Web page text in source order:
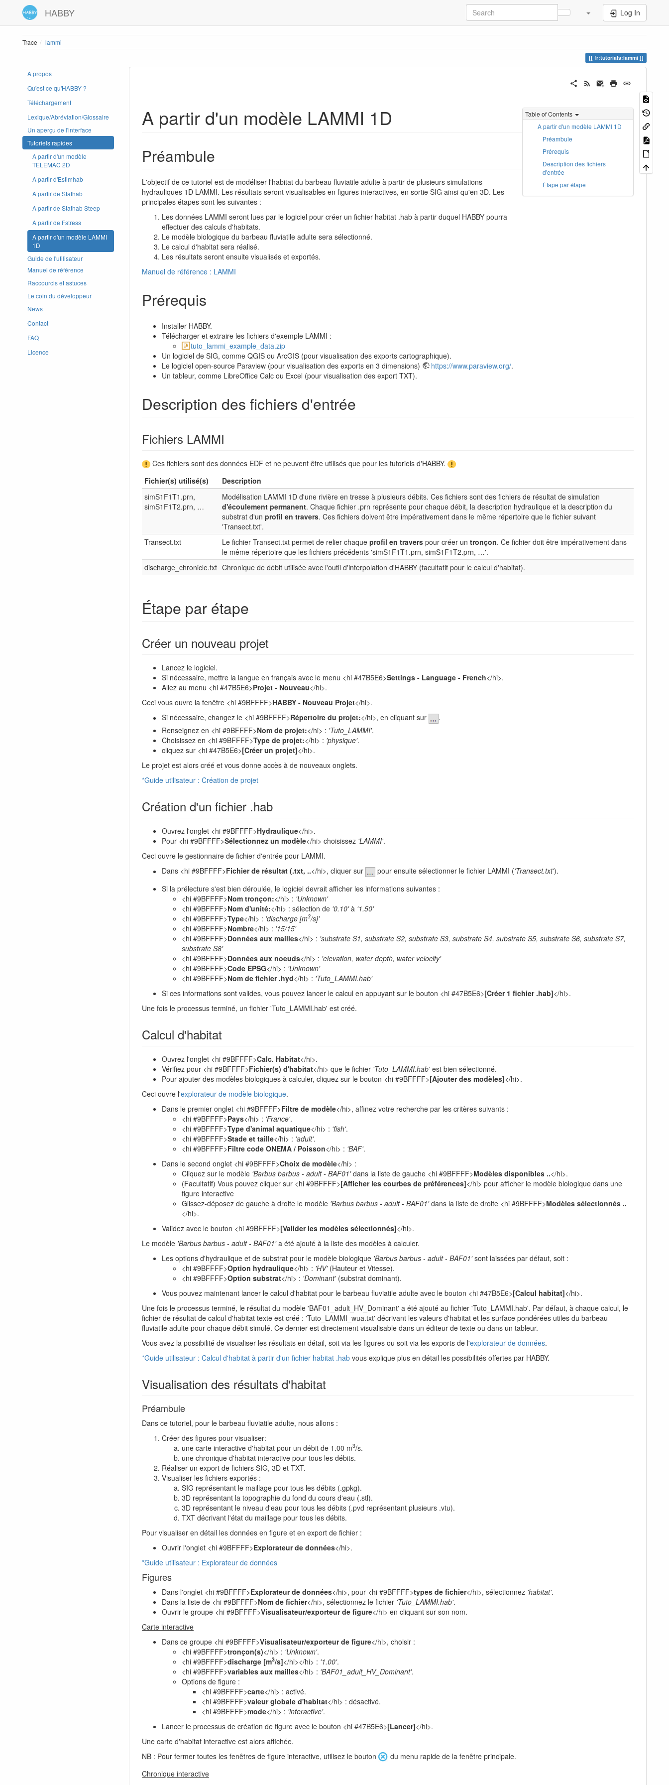
HABBY Log In
Trace lammi
fr:tutorials:lammi
A propos
Qu'est ce qu'HABBY ?
Téléchargement
Lexique/Abréviation/Glossaire
Un aperçu de l'interface
Tutoriels rapides
A partir d'un modèle
TELEMAC 2D
A partir d'Estimhab
A partir de Stathab
A partir de Stathab Steep
A partir de Fstress
A partir d'un modèle LAMMI
1D
Guide de l'utilisateur
Manuel de référence
Raccourcis et astuces
Le coin du développeur
News
Contact
FAQ
Licence
Table of Contents
A partir d'un modèle LAMMI 1D
Préambule
Prérequis
Description des fichiers
d'entrée
Étape par étape
A partir d'un modèle LAMMI 1D
Préambule
L'objectif de ce tutoriel est de modéliser l'habitat du barbeau fluviatile adulte à partir de plusieurs simulations
hydrauliques 1D LAMMI. Les résultats seront visualisables en figures interactives, en sortie SIG ainsi qu'en 3D. Les
principales étapes sont les suivantes :
Les données LAMMI seront lues par le logiciel pour créer un fichier habitat .hab à partir duquel HABBY pourra
effectuer des calculs d'habitats.
Le modèle biologique du barbeau fluviatile adulte sera sélectionné.
Le calcul d'habitat sera réalisé.
Les résultats seront ensuite visualisés et exportés.
Manuel de référence : LAMMI
Prérequis
Installer HABBY.
Télécharger et extraire les fichiers d'exemple LAMMI :
tuto_lammi_example_data.zip
Un logiciel de SIG, comme QGIS ou ArcGIS (pour visualisation des exports cartographique).
Le logiciel open-source Paraview (pour visualisation des exports en 3 dimensions)
https://www.paraview.org/.
Un tableur, comme LibreOffice Calc ou Excel (pour visualisation des export TXT).
Description des fichiers d'entrée
Fichiers LAMMI
Ces fichiers sont des données EDF et ne peuvent être utilisés que pour les tutoriels d'HABBY.
Fichier(s) utilisé(s)
Description
simS1F1T1.prn,
simS1F1T2.prn, …
Modélisation LAMMI 1D d'une rivière en tresse à plusieurs débits. Ces fichiers sont des fichiers de résultat de simulation
d'écoulement permanent. Chaque fichier .prn représente pour chaque débit, la description hydraulique et la description du
substrat d'un profil en travers. Ces fichiers doivent être impérativement dans le même répertoire que le fichier suivant
'Transect.txt'.
Transect.txt
Le fichier Transect.txt permet de relier chaque profil en travers pour créer un tronçon. Ce fichier doit être impérativement dans
le même répertoire que les fichiers précédents 'simS1F1T1.prn, simS1F1T2.prn, …'.
discharge_chronicle.txt Chronique de débit utilisée avec l'outil d'interpolation d'HABBY (facultatif pour le calcul d'habitat).
Étape par étape
Créer un nouveau projet
Lancez le logiciel.
Si nécessaire, mettre la langue en français avec le menu <hi #47B5E6>Settings - Language - French</hi>.
Allez au menu <hi #47B5E6>Projet - Nouveau</hi>.
Ceci vous ouvre la fenêtre <hi #9BFFFF>HABBY - Nouveau Projet</hi>.
Si nécessaire, changez le <hi #9BFFFF>Répertoire du projet:</hi>, en cliquant sur
.
Renseignez en <hi #9BFFFF>Nom de projet:</hi> : 'Tuto_LAMMI'.
Choisissez en <hi #9BFFFF>Type de projet:</hi> : 'physique'.
cliquez sur <hi #47B5E6>[Créer un projet]</hi>.
Le projet est alors créé et vous donne accès à de nouveaux onglets.
*Guide utilisateur : Création de projet
Création d'un fichier .hab
Ouvrez l'onglet <hi #9BFFFF>Hydraulique</hi>.
Pour <hi #9BFFFF>Sélectionnez un modèle</hi> choisissez 'LAMMI'.
Ceci ouvre le gestionnaire de fichier d'entrée pour LAMMI.
Dans <hi #9BFFFF>Fichier de résultat (.txt, ..</hi>, cliquer sur pour ensuite sélectionner le fichier LAMMI ('Transect.txt').
Si la prélecture s'est bien déroulée, le logiciel devrait afficher les informations suivantes :
<hi #9BFFFF>Nom tronçon:</hi> : 'Unknown'
<hi #9BFFFF>Nom d'unité:</hi> : sélection de '0.10'à '1.50'
<hi #9BFFFF>Type</hi> : 'discharge [m3/s]'
<hi #9BFFFF>Nombre</hi> : '15/15'
<hi #9BFFFF>Données aux mailles</hi> : 'substrate S1, substrate S2, substrate S3, substrate S4, substrate S5, substrate S6, substrate S7,
substrate S8'
<hi #9BFFFF>Données aux noeuds</hi> : 'elevation, water depth, water velocity'
<hi #9BFFFF>Code EPSG</hi> : 'Unknown'
<hi #9BFFFF>Nom de fichier .hyd</hi> : 'Tuto_LAMMI.hab'
Si ces informations sont valides, vous pouvez lancer le calcul en appuyant sur le bouton <hi #47B5E6>[Créer 1 fichier .hab]</hi>.
Une fois le processus terminé, un fichier 'Tuto_LAMMI.hab' est créé.
Calcul d'habitat
Ouvrez l'onglet <hi #9BFFFF>Calc. Habitat</hi>.
Vérifiez pour <hi #9BFFFF>Fichier(s) d'habitat</hi> que le fichier 'Tuto_LAMMI.hab'est bien sélectionné.
Pour ajouter des modèles biologiques à calculer, cliquez sur le bouton <hi #9BFFFF>[Ajouter des modèles]</hi>.
Ceci ouvre l'explorateur de modèle biologique.
Dans le premier onglet <hi #9BFFFF>Filtre de modèle</hi>, affinez votre recherche par les critères suivants :
<hi #9BFFFF>Pays</hi> : 'France'.
<hi #9BFFFF>Type d'animal aquatique</hi> : 'fish'.
<hi #9BFFFF>Stade et taille</hi> : 'adult'.
<hi #9BFFFF>Filtre code ONEMA / Poisson</hi> : 'BAF'.
Dans le second onglet <hi #9BFFFF>Choix de modèle</hi> :
Cliquez sur le modèle 'Barbus barbus - adult - BAF01'dans la liste de gauche <hi #9BFFFF>Modèles disponibles ..</hi>.
(Facultatif) Vous pouvez cliquer sur <hi #9BFFFF>[Afficher les courbes de préférences]</hi> pour afficher le modèle biologique dans une
figure interactive
Glissez-déposez de gauche à droite le modèle 'Barbus barbus - adult - BAF01'dans la liste de droite <hi #9BFFFF>Modèles sélectionnés ..
</hi>.
Validez avec le bouton <hi #9BFFFF>[Valider les modèles sélectionnés]</hi>.
Le modèle 'Barbus barbus - adult - BAF01'a été ajouté à la liste des modèles à calculer.
Les options d'hydraulique et de substrat pour le modèle biologique 'Barbus barbus - adult - BAF01'sont laissées par défaut, soit :
<hi #9BFFFF>Option hydraulique</hi> : 'HV'(Hauteur et Vitesse).
<hi #9BFFFF>Option substrat</hi> : 'Dominant'(substrat dominant).
Vous pouvez maintenant lancer le calcul d'habitat pour le barbeau fluviatile adulte avec le bouton <hi #47B5E6>[Calcul habitat]</hi>.
Une fois le processus terminé, le résultat du modèle 'BAF01_adult_HV_Dominant' a été ajouté au fichier 'Tuto_LAMMI.hab'. Par défaut, à chaque calcul, le
fichier de résultat de calcul d'habitat texte est créé : 'Tuto_LAMMI_wua.txt' décrivant les valeurs d'habitat et les surface pondérées utiles du barbeau
fluviatile adulte pour chaque débit simulé. Ce dernier est directement visualisable dans un éditeur de texte ou dans un tableur.
Vous avez la possibilité de visualiser les résultats en détail, soit via les figures ou soit via les exports de l'explorateur de données.
*Guide utilisateur : Calcul d'habitat à partir d'un fichier habitat .hab vous explique plus en détail les possibilités offertes par HABBY.
Visualisation des résultats d'habitat
Préambule
Dans ce tutoriel, pour le barbeau fluviatile adulte, nous allons :
Créer des figures pour visualiser:
une carte interactive d'habitat pour un débit de 1.00 m3/s.
une chronique d'habitat interactive pour tous les débits.
Réaliser un export de fichiers SIG, 3D et TXT.
Visualiser les fichiers exportés :
SIG représentant le maillage pour tous les débits (.gpkg).
3D représentant la topographie du fond du cours d'eau (.stl).
3D représentant le niveau d'eau pour tous les débits (.pvd représentant plusieurs .vtu).
TXT décrivant l'état du maillage pour tous les débits.
Pour visualiser en détail les données en figure et en export de fichier :
Ouvrir l'onglet <hi #9BFFFF>Explorateur de données</hi>.
*Guide utilisateur : Explorateur de données
Figures
Dans l'onglet <hi #9BFFFF>Explorateur de données</hi>, pour <hi #9BFFFF>types de fichier</hi>, sélectionnez 'habitat'.
Dans la liste de <hi #9BFFFF>Nom de fichier</hi>, sélectionnez le fichier 'Tuto_LAMMI.hab'.
Ouvrir le groupe <hi #9BFFFF>Visualisateur/exporteur de figure</hi> en cliquant sur son nom.
Carte interactive
Dans ce groupe <hi #9BFFFF>Visualisateur/exporteur de figure</hi>, choisir :
<hi #9BFFFF>tronçon(s)</hi> : 'Unknown'.
<hi #9BFFFF>discharge [m3/s]</hi></hi> : '1.00'.
<hi #9BFFFF>variables aux mailles</hi> : 'BAF01_adult_HV_Dominant'.
Options de figure :
<hi #9BFFFF>carte</hi> : activé.
<hi #9BFFFF>valeur globale d'habitat</hi> : désactivé.
<hi #9BFFFF>mode</hi> : 'interactive'.
Lancer le processus de création de figure avec le bouton <hi #47B5E6>[Lancer]</hi>.
Une carte d'habitat interactive est alors affichée.
NB : Pour fermer toutes les fenêtres de figure interactive, utilisez le bouton
du menu rapide de la fenêtre principale.
Chronique interactive